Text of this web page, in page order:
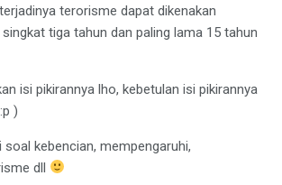
terorisme dapat dikenakan
tiga tahun dan paling lama 15 tahun
isi pikirannya lho, kebetulan isi pikirannya
)
kebencian, mempengaruhi,
dll